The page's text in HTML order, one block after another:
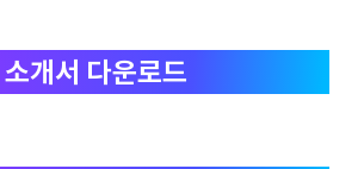
소개서 다운로드